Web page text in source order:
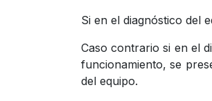
Si en el diagnóstico del
Caso contrario si en el
funcionamiento, se
del equipo.